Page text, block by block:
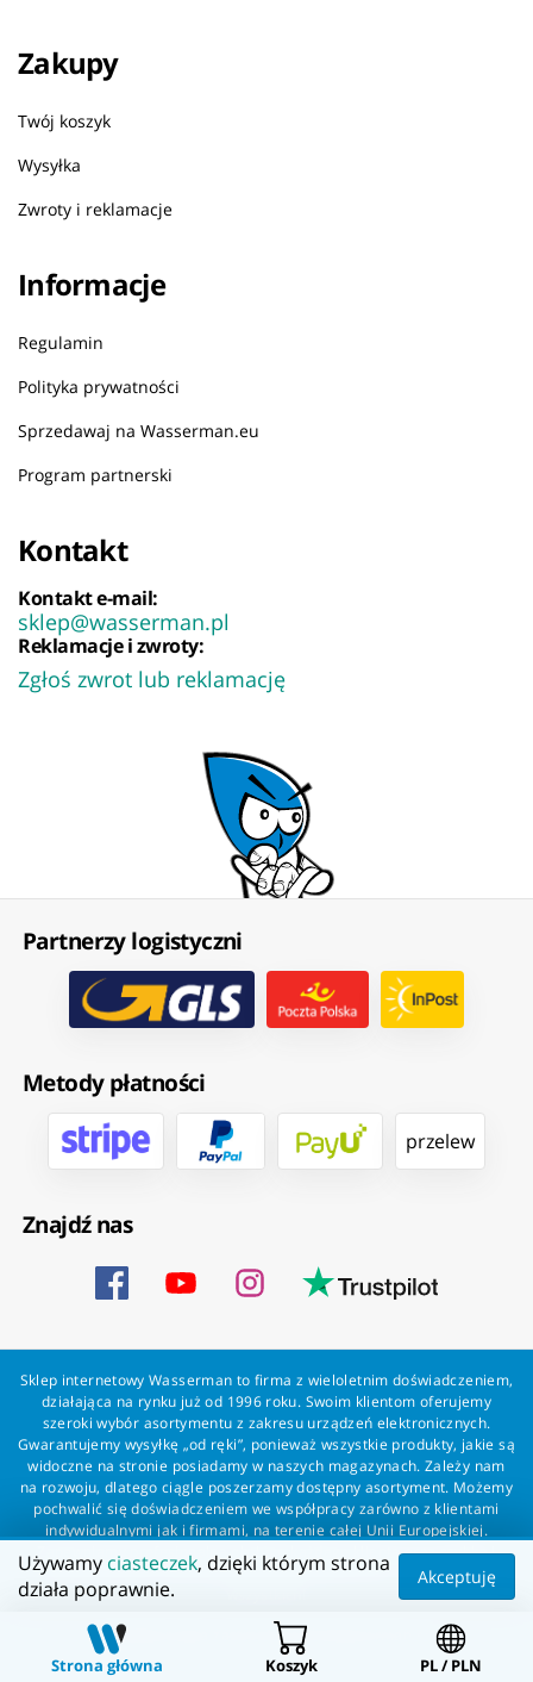
Zakupy
Twój koszyk
Wysyłka
Zwroty i reklamacje
Informacje
Regulamin
Polityka prywatności
Sprzedawaj na Wasserman.eu
Program partnerski
Kontakt
Kontakt e-mail:
sklep@wasserman.pl
Reklamacje i zwroty:
Zgłoś zwrot lub reklamację
Partnerzy logistyczni
Metody płatności
przelew
Znajdź nas
Sklep internetowy Wasserman to firma z wieloletnim doświadczeniem,
działająca na rynku już od 1996 roku. Swoim klientom oferujemy
szeroki wybór asortymentu z zakresu urządzeń elektronicznych.
Gwarantujemy wysyłkę „od ręki”, ponieważ wszystkie produkty, jakie są
widoczne na stronie posiadamy w naszych magazynach. Zależy nam
na rozwoju, dlatego ciągle poszerzamy dostępny asortyment. Możemy
pochwalić się doświadczeniem we współpracy zarówno z klientami
indywidualnymi jak i firmami, na terenie całej Unii Europejskiej.
Zapewniamy profesjonalną obsługę każdego klienta oraz szybką i
bezproblemową realizację zamówień. Wasserman - wszystko dla
Wszelkie prawa zastrzeżone dla Wasserman.eu
Strona główna Koszyk PL / PLN
Używamy ciasteczek, dzięki którym strona
działa poprawnie.
Akceptuję